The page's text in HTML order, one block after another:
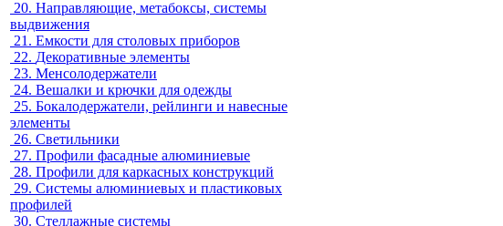
20. Направляющие, метабоксы, системы
выдвижения
21. Емкости для столовых приборов
22. Декоративные элементы
23. Менсолодержатели
24. Вешалки и крючки для одежды
25. Бокалодержатели, рейлинги и навесные
элементы
26. Светильники
27. Профили фасадные алюминиевые
28. Профили для каркасных конструкций
29. Системы алюминиевых и пластиковых
профилей
30. Стеллажные системы